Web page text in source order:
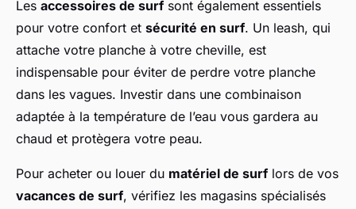
Les accessoires de surfsont également essentiels
pour votre confort et sécurité en surf. Un leash, qui
attache votre planche à votre cheville, est
indispensable pour éviter de perdre votre planche
dans les vagues. Investir dans une combinaison
adaptée à la température de l’eau vous gardera au
chaud et protègera votre peau.
Pour acheter ou louer du matériel de surflors de vos
vacances de surf, vérifiez les magasins spécialisés